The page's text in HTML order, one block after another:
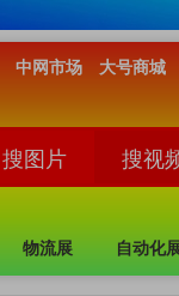
中网市场 大号商城
物流展 自动化